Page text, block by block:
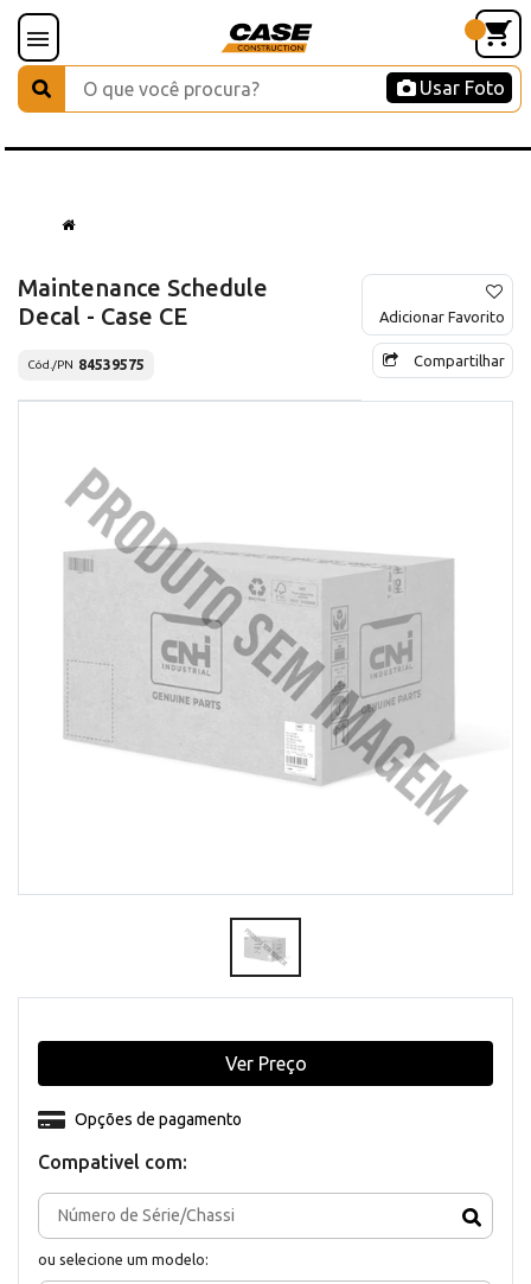
Usar Foto
Maintenance Schedule
Decal - Case CE
Cód./PN 84539575
Adicionar Favorito
Compartilhar
Compativel com:
ou selecione um modelo:
Opções de pagamento
Ver Preço